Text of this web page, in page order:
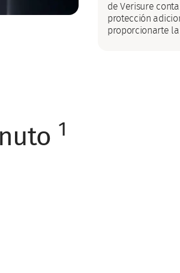
de Verisure
protección
proporcionarte la
1